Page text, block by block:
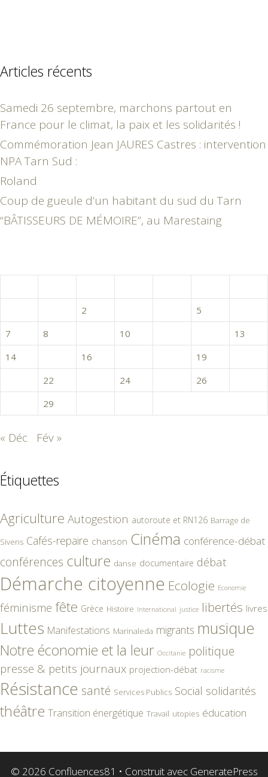
Articles récents
Samedi 26 septembre, marchons partout en
France pour le climat, la paix et les solidarités !
Commémoration Jean JAURES Castres : intervention
NPA Tarn Sud :
Roland
Coup de gueule d’un habitant du sud du Tarn
“BÂTISSEURS DE MÉMOIRE”, au Marestaing
2 5
7
8 10
13
14
16 19
22 24 26
29
« Déc Fév »
Étiquettes
Agriculture Autogestion autoroute et RN126 Barrage de
Sivens Cafés-repaire chanson Cinéma conférence-débat
conférences culture danse documentaire débat
Démarche citoyenne Ecologie Economie
féminisme fête Grèce Histoire International justice libertés livres
Luttes Manifestations Marinaleda migrants musique
Notre économie et la leur Occitanie politique
presse & petits journaux projection-débat racisme
Résistance santé Services Publics Social solidarités
théâtre Transition énergétique Travail utopies éducation
© 2026 Confluences81 • Construit avec GeneratePress